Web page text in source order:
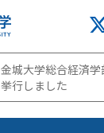
金城大学総合経済
挙行しました